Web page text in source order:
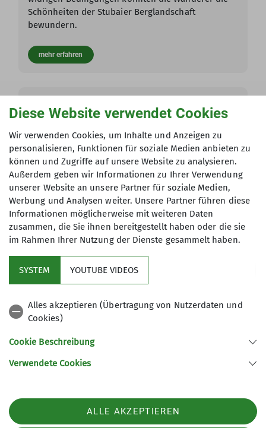
Schönheiten der Stubaier Berglandschaft
bewundern.
mehr erfahren
Touren 2022
Spezialitätenwanderung
Genusswanderung in Berghaupten
30.10.2022
Die jedes Jahr am letzten Sonntag im Oktober
stattfindende Spezialitätenwanderung wurde in
diesem Jahr von den Berg- und Wanderfreunden,
insbesondere von Albert Schätzle, organisiert.
Andere Themen
Jugend News
Sektion
Diese Website verwendet Cookies
Wir verwenden Cookies, um Inhalte und Anzeigen zu
personalisieren, Funktionen für soziale Medien anbieten zu
können und Zugriffe auf unsere Website zu analysieren.
Außerdem geben wir Informationen zu Ihrer Verwendung
unserer Website an unsere Partner für soziale Medien,
Werbung und Analysen weiter. Unsere Partner führen diese
Informationen möglicherweise mit weiteren Daten
zusammen, die Sie ihnen bereitgestellt haben oder die sie
im Rahmen Ihrer Nutzung der Dienste gesammelt haben.
SYSTEM YOUTUBE VIDEOS
Alles akzeptieren (Übertragung von Nutzerdaten und
Cookies)
Cookie Beschreibung
Verwendete Cookies
ALLE AKZEPTIEREN